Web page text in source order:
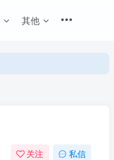
其他
关注 私信